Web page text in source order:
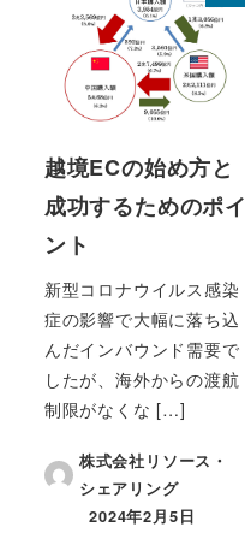
越境ECの始め方と
成功するためのポイ
ント
新型コロナウイルス感染
症の影響で大幅に落ち込
んだインバウンド需要で
したが、海外からの渡航
制限がなくな […]
株式会社リソース・
シェアリング
投稿日
2024年2月5日